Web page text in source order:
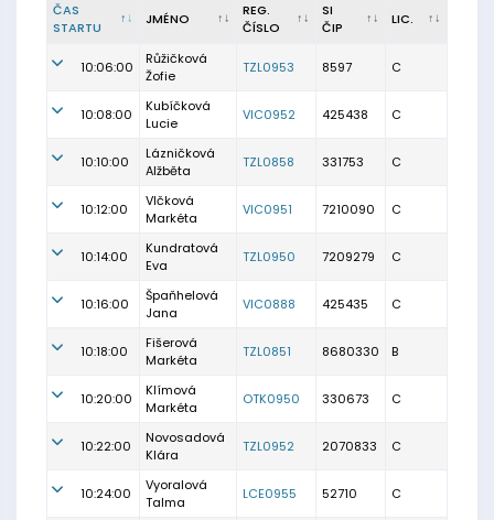
ČAS
STARTU
JMÉNO
REG.
ČÍSLO
SI
ČIP
LIC.
10:06:00
Růžičková
Žofie
TZL0953 8597 C
10:08:00
Kubíčková
Lucie
VIC0952 425438 C
10:10:00
Lázničková
Alžběta
TZL0858 331753 C
10:12:00
Vlčková
Markéta
VIC0951 7210090 C
10:14:00
Kundratová
Eva
TZL0950 7209279 C
10:16:00
Špaňhelová
Jana
VIC0888 425435 C
10:18:00
Fišerová
Markéta
TZL0851 8680330 B
10:20:00
Klímová
Markéta
OTK0950 330673 C
10:22:00
Novosadová
Klára
TZL0952 2070833 C
10:24:00
Vyoralová
Talma
LCE0955 52710 C